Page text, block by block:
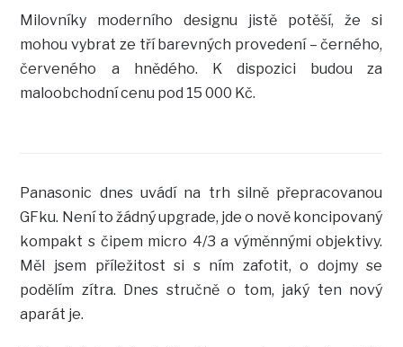
Milovníky moderního designu jistě potěší, že si
mohou vybrat ze tří barevných provedení – černého,
červeného a hnědého. K dispozici budou za
maloobchodní cenu pod 15 000 Kč.
Panasonic dnes uvádí na trh silně přepracovanou
GFku. Není to žádný upgrade, jde o nově koncipovaný
kompakt s čipem micro 4/3 a výměnnými objektivy.
Měl jsem příležitost si s ním zafotit, o dojmy se
podělím zítra. Dnes stručně o tom, jaký ten nový
aparát je.